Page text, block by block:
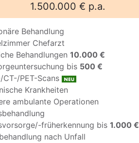
1.500.000 € p.a.
Behandlung
Chefarzt
Behandlungen 10.000 €
bis 500 €
CT-/PET-Scans
Krankheiten
ambulante Operationen
früherkennung bis 1.000 €
nach Unfall